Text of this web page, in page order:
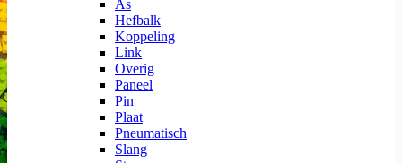
As
Hefbalk
Koppeling
Link
Overig
Paneel
Pin
Plaat
Pneumatisch
Slang